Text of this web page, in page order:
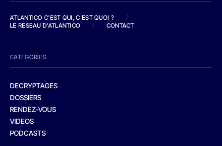
ATLANTICO C'EST QUI, C'EST QUOI ?
/
LE RESEAU D'ATLANTICO
/ CONTACT
CATEGORIES
DECRYPTAGES
DOSSIERS
RENDEZ-VOUS
VIDEOS
PODCASTS